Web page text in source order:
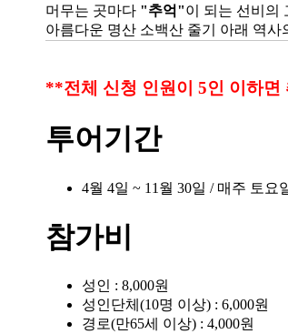
머무는 곳마다 "추억"이 되는 선비의
아름다운 명산 소백산 줄기 아래 역
**전체 신청 인원이 5인 이하면
투어기간
4월 4일 ~ 11월 30일 / 매주 토요
참가비
성인 : 8,000원
성인단체(10명 이상) : 6,000원
경로(만65세 이상) : 4,000원